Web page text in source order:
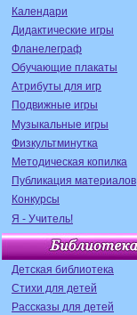
Календари
Дидактические игры
Фланелеграф
Обучающие плакаты
Атрибуты для игр
Подвижные игры
Музыкальные игры
Физкультминутка
Методическая копилка
Публикация материалов
Конкурсы
Я - Учитель!
Детская библиотека
Стихи для детей
Рассказы для детей